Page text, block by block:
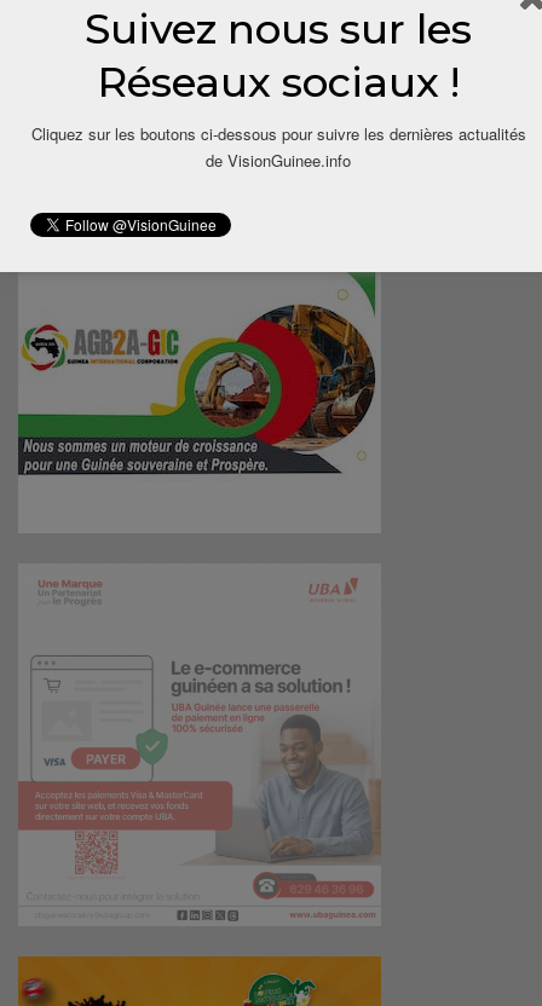
Suivez nous sur les
Réseaux sociaux !
Cliquez sur les boutons ci-dessous pour suivre les dernières actualités
de VisionGuinee.info